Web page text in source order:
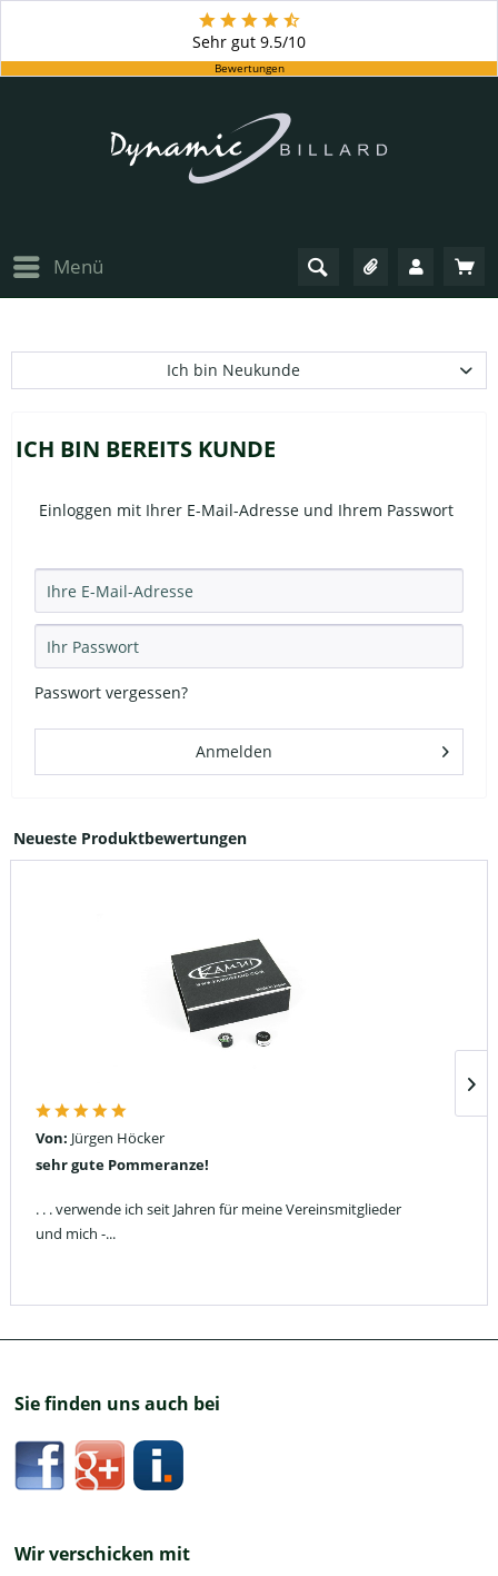
Sehr gut 9.5/10
Bewertungen
Menü
Ich bin Neukunde
ICH BIN BEREITS KUNDE
Einloggen mit Ihrer E-Mail-Adresse und Ihrem Passwort
Passwort vergessen?
Anmelden
Neueste Produktbewertungen
Von: Jürgen Höcker
sehr gute Pommeranze!
. . . verwende ich seit Jahren für meine Vereinsmitglieder
und mich -...
Sie finden uns auch bei
Wir verschicken mit